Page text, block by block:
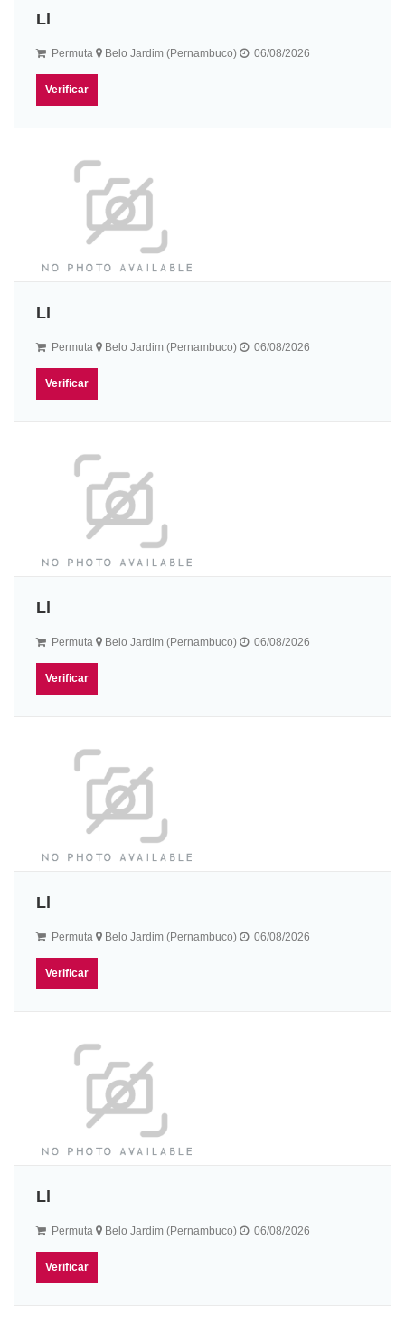
Ll
Permuta Belo Jardim (Pernambuco) 06/08/2026
Verificar
Ll
Permuta Belo Jardim (Pernambuco) 06/08/2026
Verificar
Ll
Permuta Belo Jardim (Pernambuco) 06/08/2026
Verificar
Ll
Permuta Belo Jardim (Pernambuco) 06/08/2026
Verificar
Ll
Permuta Belo Jardim (Pernambuco) 06/08/2026
Verificar